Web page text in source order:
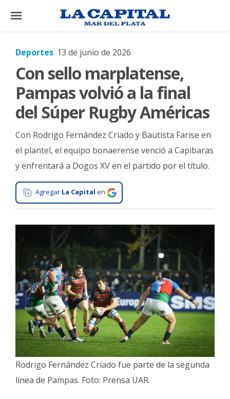
×
El
País
El
Mundo
La
Zona
Cultura
Tecnología
Gastronomía
Salud
General
La
Ciudad
Deportes
Arte
y
Espectáculos
Policiales
Cartelera
Deportes 13 de junio de 2026
Con sello marplatense,
Pampas volvió a la final
del Súper Rugby Américas
Con Rodrigo Fernández Criado y Bautista Farise en
el plantel, el equipo bonaerense venció a Capibaras
y enfrentará a Dogos XV en el partido por el título.
Agregar La Capital en
Rodrigo Fernández Criado fue parte de la segunda
línea de Pampas. Foto: Prensa UAR.